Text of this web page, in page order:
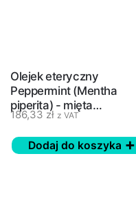
Olejek eteryczny
Peppermint (Mentha
piperita) - mięta
pieprzowa - doTERRA, 15
ml
186,33 zł z VAT
Dodaj do koszyka